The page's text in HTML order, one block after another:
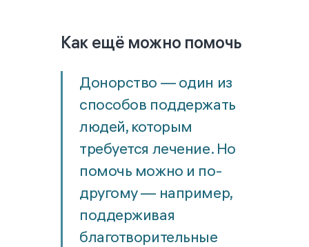
Как ещё можно помочь
Донорство — один из
способов поддержать
людей, которым
требуется лечение. Но
помочь можно и по-
другому — например,
поддерживая
благотворительные